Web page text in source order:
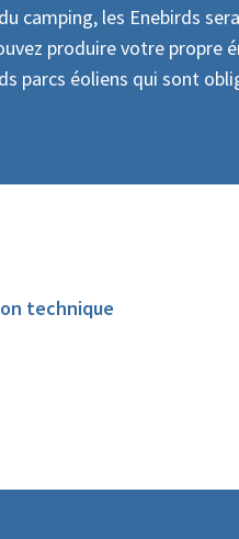
camping, les Enebirds
produire votre propre
parcs éoliens qui sont
technique